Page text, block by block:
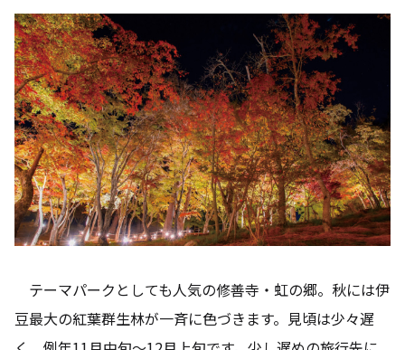
テーマパークとしても人気の修善寺・虹の郷。秋には伊
豆最大の紅葉群生林が一斉に色づきます。見頃は少々遅